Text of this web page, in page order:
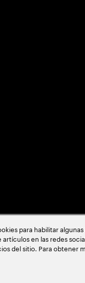
para habilitar
en las redes
del sitio. Para obtener